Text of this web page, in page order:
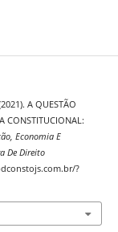
A QUESTÃO
CONSTITUCIONAL:
Economia E
De Direito
?